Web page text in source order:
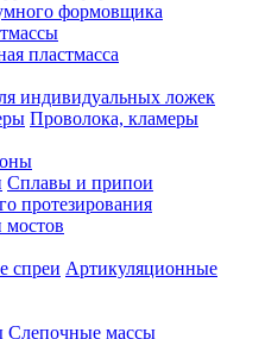
формовщика
пластмасса
индивидуальных ложек
Проволока, кламеры
Сплавы и припои
протезирования
мостов
Артикуляционные
Слепочные массы